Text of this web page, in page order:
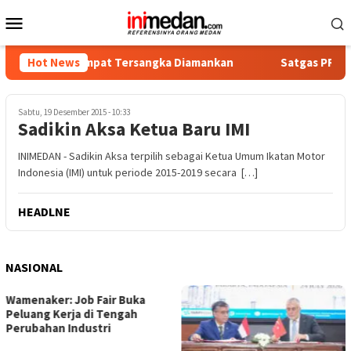
ke
Mobile
Hot News
Empat Tersangka Diamankan Satgas PRR Pacu
Sabtu, 19 Desember 2015 - 10:33
Sadikin Aksa Ketua Baru IMI
INIMEDAN - Sadikin Aksa terpilih sebagai Ketua Umum Ikatan Motor
Indonesia (IMI) untuk periode 2015-2019 secara […]
HEADLNE
NASIONAL